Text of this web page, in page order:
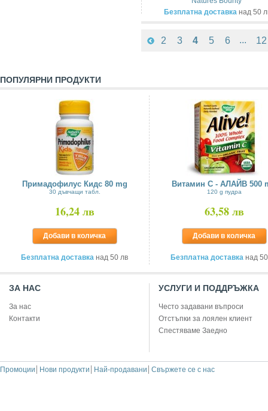
Безплатна доставка над 50
2 3 4 5 6 ... 12
ПОПУЛЯРНИ ПРОДУКТИ
Примадофилус Кидс 80 mg
30 дъвчащи табл.
16,24 лв
Добави в количка
Безплатна доставка над 50 лв
Витамин С - АЛАЙВ 500
120 g пудра
63,58 лв
Добави в количка
Безплатна доставка над
ЗА НАС
За нас
Контакти
УСЛУГИ И ПОДДРЪЖКА
Често задавани въпроси
Отстъпки за лоялен клиент
Спестяваме Заедно
Промоции Нови продукти Най-продавани Свържете се с нас